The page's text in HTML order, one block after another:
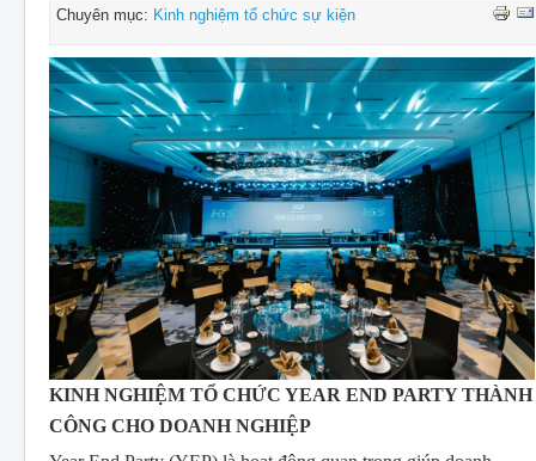
Chuyên mục: Kinh nghiệm tổ chức sự kiện
KINH NGHIỆM TỔ CHỨC YEAR END PARTY THÀNH
CÔNG CHO DOANH NGHIỆP